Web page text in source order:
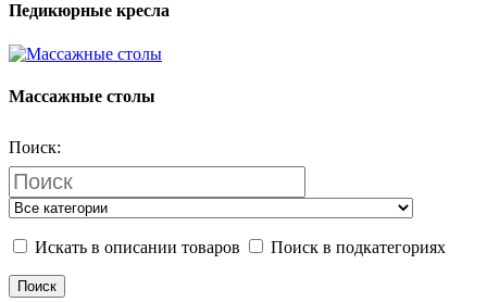
Педикюрные кресла
Массажные столы
Поиск:
Искать в описании товаров Поиск в подкатегориях